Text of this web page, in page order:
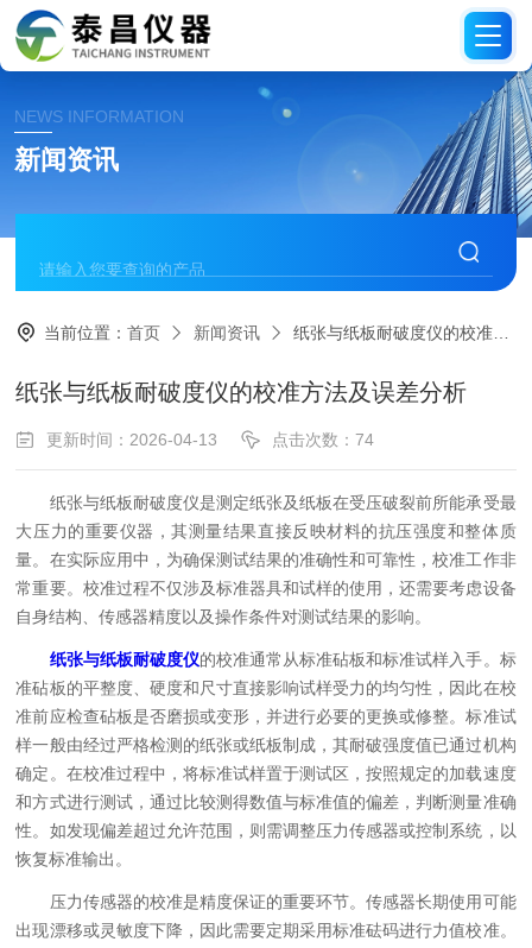
NEWS INFORMATION
新闻资讯
当前位置：首页 新闻资讯 纸张与纸板耐破度仪的校准方法及误差分析
纸张与纸板耐破度仪的校准方法及误差分析
更新时间：2026-04-13 点击次数：74
纸张与纸板耐破度仪是测定纸张及纸板在受压破裂前所能承受最
大压力的重要仪器，其测量结果直接反映材料的抗压强度和整体质
量。在实际应用中，为确保测试结果的准确性和可靠性，校准工作非
常重要。校准过程不仅涉及标准器具和试样的使用，还需要考虑设备
自身结构、传感器精度以及操作条件对测试结果的影响。
纸张与纸板耐破度仪的校准通常从标准砧板和标准试样入手。标
准砧板的平整度、硬度和尺寸直接影响试样受力的均匀性，因此在校
准前应检查砧板是否磨损或变形，并进行必要的更换或修整。标准试
样一般由经过严格检测的纸张或纸板制成，其耐破强度值已通过机构
确定。在校准过程中，将标准试样置于测试区，按照规定的加载速度
和方式进行测试，通过比较测得数值与标准值的偏差，判断测量准确
性。如发现偏差超过允许范围，则需调整压力传感器或控制系统，以
恢复标准输出。
压力传感器的校准是精度保证的重要环节。传感器长期使用可能
出现漂移或灵敏度下降，因此需要定期采用标准砝码进行力值校准。